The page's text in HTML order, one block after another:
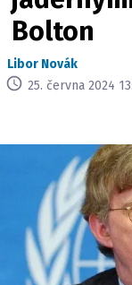
Bolton
Libor Novák
25. června 2024